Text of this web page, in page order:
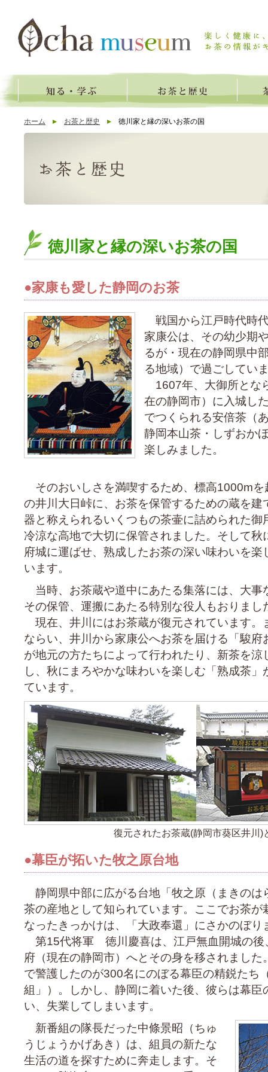
ホーム お茶と歴史 徳川家と縁の深いお茶の国
徳川家と縁の深いお茶の国
●家康も愛した静岡のお茶
戦国から江戸時代時
家康公は、その幼少期
るが・現在の静岡県中
る地域）で過ごしてい
1607年、大御所とな
在の静岡市）に入城し
でつくられる安倍茶（
静岡本山茶・しずおか
楽しみました。
そのおいしさを満喫するため、標高1000mを
の井川大日峠に、お茶を保管するための蔵を建
器と称えられるいくつもの茶壷に詰められた御
冷涼な高地で大切に保管されました。そして秋
府城に運ばせ、熟成したお茶の深い味わいを楽
います。
当時、お茶蔵や道中にあたる集落には、大事
その保管、運搬にあたる特別な役人もおりまし
現在、井川にはお茶蔵が復元されています。
ならい、井川から家康公へお茶を届ける「駿府
が地元の方たちによって行われたり、新茶を涼
し、秋にまろやかな味わいを楽しむ「熟成茶」
ています。
復元されたお茶蔵(静岡市葵区井川)
●幕臣が拓いた牧之原台地
静岡県中部に広がる台地「牧之原（まきのは
茶の産地として知られています。ここでお茶が
なったきっかけは、「大政奉還」にさかのぼり
第15代将軍 徳川慶喜は、江戸無血開城の後
府（現在の静岡市）へとその身を移されました
で警護したのが300名にのぼる幕臣の精鋭たち
組」）。しかし、静岡に着いた後、彼らは幕臣
い、失業してしまいます。
新番組の隊長だった中條景昭（ちゅ
うじょうかげあき）は、組員の新たな
生活の道を探すために奔走します。そ